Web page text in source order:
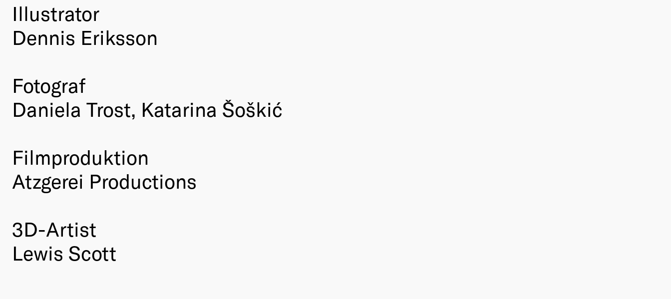
Illustrator
Dennis Eriksson
Fotograf
Daniela Trost, Katarina Šoškić
Filmproduktion
Atzgerei Productions
3D-Artist
Lewis Scott